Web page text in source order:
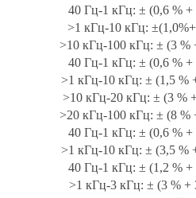
40 Гц-1 кГц: ± (0,6 % +
>1 кГц-10 кГц:
>10 кГц-100 кГц: ± (3 %
40 Гц-1 кГц: ± (0,6 % +
>1 кГц-10 кГц: ± (1,5 %
>10 кГц-20 кГц: ± (3 %
>20 кГц-100 кГц: ± (8 %
40 Гц-1 кГц: ± (0,6 % +
>1 кГц-10 кГц: ± (3,5 %
40 Гц-1 кГц: ± (1,2 % +
>1 кГц-3 кГц: ± (3 % +